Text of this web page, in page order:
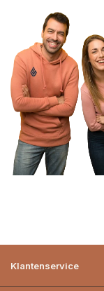
Klantenservice